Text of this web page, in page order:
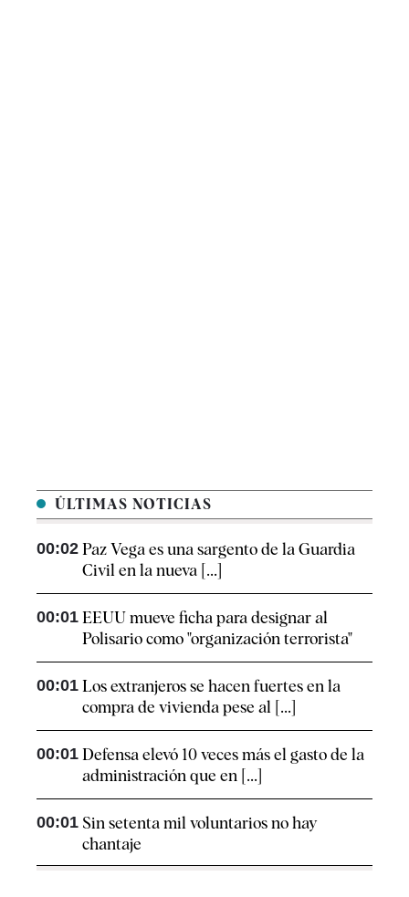
ÚLTIMAS NOTICIAS
00:02 Paz Vega es una sargento de la Guardia
Civil en la nueva [...]
00:01 EEUU mueve ficha para designar al
Polisario como "organización terrorista"
00:01 Los extranjeros se hacen fuertes en la
compra de vivienda pese al [...]
00:01 Defensa elevó 10 veces más el gasto de la
administración que en [...]
00:01 Sin setenta mil voluntarios no hay
chantaje